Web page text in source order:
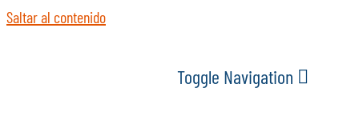
Saltar al contenido
Toggle Navigation